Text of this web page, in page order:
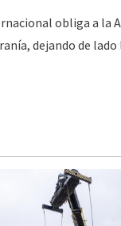
obliga a la
dejando de